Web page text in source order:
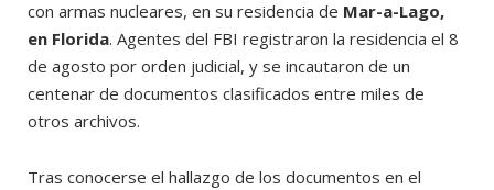
con armas nucleares, en su residencia de Mar-a-Lago,
en Florida. Agentes del FBI registraron la residencia el 8
de agosto por orden judicial, y se incautaron de un
centenar de documentos clasificados entre miles de
otros archivos.
Tras conocerse el hallazgo de los documentos en el